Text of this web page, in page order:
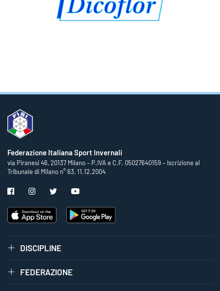
Federazione Italiana Sport Invernali
via Piranesi 46, 20137 Milano – P.IVA e C.F. 05027640159 – Iscrizione al
Tribunale di Milano n° 63, 11.12.2004
DISCIPLINE
FEDERAZIONE